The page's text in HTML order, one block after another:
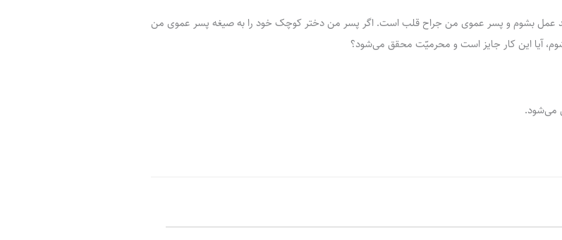
و ه
عمل بشوم و پسر عموی من جراح قلب است. اگر پسر من دختر کوچک خود را به صیغه پسر عموی من
آیا این کار جایز است و محرمیّت محقق می‌شود؟
می‌شود.